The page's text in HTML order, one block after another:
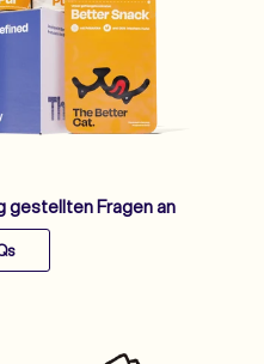
gestellten Fragen an